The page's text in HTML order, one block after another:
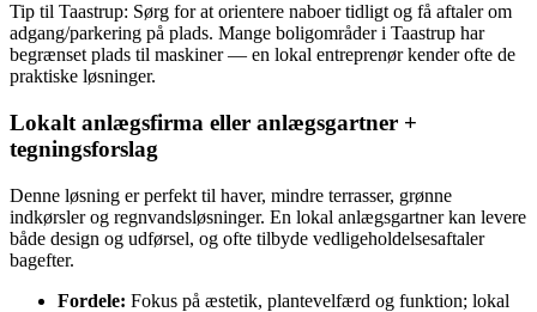
Tip til Taastrup: Sørg for at orientere naboer tidligt og få aftaler om
adgang/parkering på plads. Mange boligområder i Taastrup har
begrænset plads til maskiner — en lokal entreprenør kender ofte de
praktiske løsninger.
Lokalt anlægsfirma eller anlægsgartner +
tegningsforslag
Denne løsning er perfekt til haver, mindre terrasser, grønne
indkørsler og regnvandsløsninger. En lokal anlægsgartner kan levere
både design og udførsel, og ofte tilbyde vedligeholdelsesaftaler
bagefter.
Fordele: Fokus på æstetik, plantevelfærd og funktion; lokal